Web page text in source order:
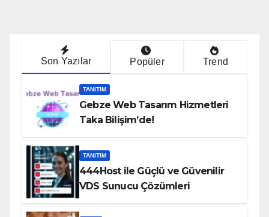
Son Yazılar Popüler Trend
TANITIM
Gebze Web Tasarım Hizmetleri
Taka Bilişim’de!
TANITIM
444Host ile Güçlü ve Güvenilir
VDS Sunucu Çözümleri